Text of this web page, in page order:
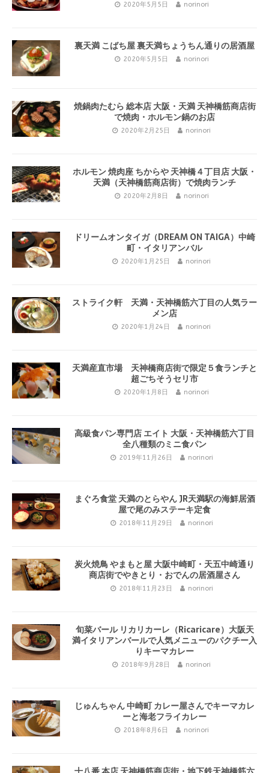
2020年5月5日 norinori
裏天満 こばち屋 裏天満ちょうちん通りの居酒屋
2020年5月5日 norinori
焼鍋肉たむら 総本店 大阪・天満 天神橋筋商店街
で焼肉・ホルモン鍋のお店
2020年2月25日 norinori
ホルモン 焼肉座 ちからや 天神橋４丁目店 大阪・
天満（天神橋筋商店街）で焼肉ランチ
2020年2月8日 norinori
ドリームオンタイガ（DREAM ON TAIGA）中崎
町・イタリアンバル
2020年1月25日 norinori
ストライク軒 天満・天神橋筋六丁目の人気ラー
メン店
2020年1月24日 norinori
天満産直市場 天神橋商店街で限定５食ランチと
超ごちそうセリ市
2020年1月8日 norinori
高級食パン専門店 エイト 大阪・天神橋筋六丁目
全八種類のミニ食パン
2019年11月26日 norinori
まぐろ食堂 天満のとらやん JR天満駅の海鮮居酒
屋で尾のみステーキ定食
2018年11月29日 norinori
炭火焼鳥 やまもと屋 大阪中崎町・天五中崎通り
商店街でやきとり・おでんの居酒屋さん
2018年11月23日 norinori
旬菜バール リカリカーレ（Ricaricare）大阪天
満イタリアンバールで人気メニューのパクチー入
りキーマカレー
2018年9月28日 norinori
じゅんちゃん 中崎町 カレー屋さんでキーマカレ
ーと海老フライカレー
2018年8月6日 norinori